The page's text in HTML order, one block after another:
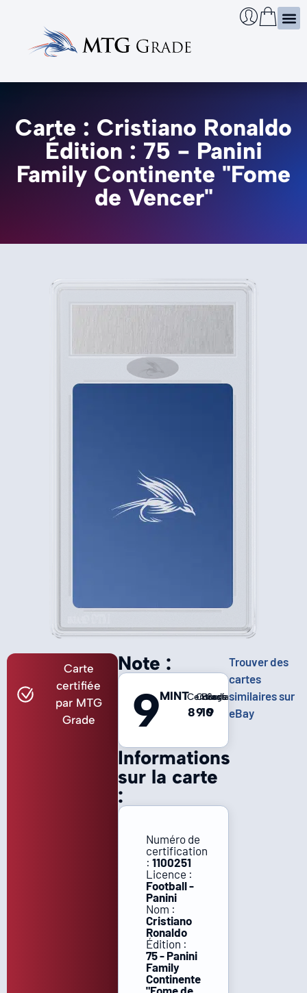
Carte : Cristiano Ronaldo
Édition : 75 - Panini
Family Continente "Fome
de Vencer"
Carte
certifiée
par MTG
Grade
Informations
sur la carte
:
Numéro de
certification
: 1100251
Licence :
Football -
Panini
Nom :
Cristiano
Ronaldo
Édition :
75 - Panini
Family
Continente
"Fome de
Note :
9MINTCentrage
8
Coins
9
Bords
10
Surface
9
Trouver des
cartes
similaires sur
eBay